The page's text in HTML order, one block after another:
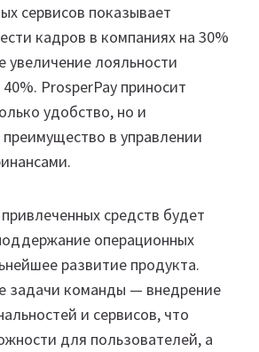
сервисов показывает
кадров в компаниях на 30%
увеличение лояльности
ProsperPay приносит
удобство, но и
преимущество в управлении
средств будет
операционных
развитие продукта.
задачи команды — внедрение
и сервисов, что
для пользователей, а